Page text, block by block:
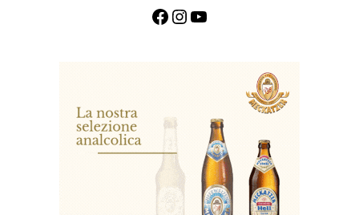
Facebook InstagramYouTube